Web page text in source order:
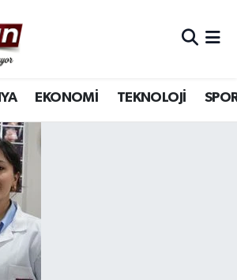
EKONOMİ TEKNOLOJİ
Durumu ve Fikstür